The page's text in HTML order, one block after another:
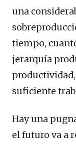
una
tiempo,
jerarquía
suficiente
Hay una
el futuro va a